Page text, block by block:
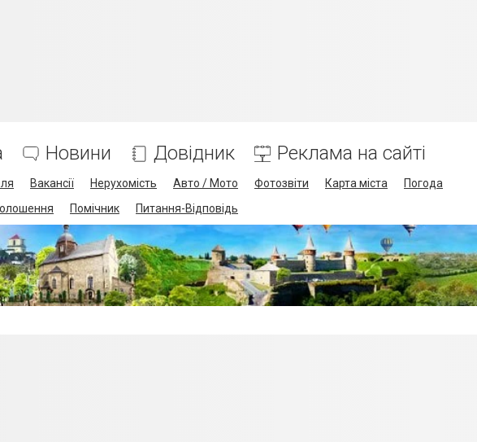
Новини Довідник Реклама на сайті
Вакансії Нерухомість Авто / Мото Фотозвіти Карта міста
Погода
Помічник Питання-Відповідь